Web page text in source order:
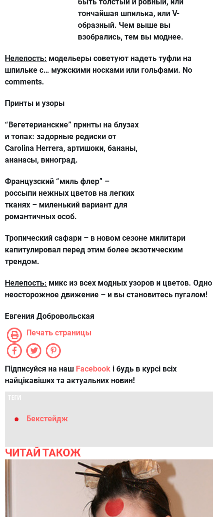
тончайшая шпилька, или V-
образный. Чем выше вы
взобрались, тем вы моднее.
Нелепость: модельеры советуют надеть туфли на
шпильке с… мужскими носками или гольфами. No
comments.
Принты и узоры
“Вегетерианские” принты на блузах
и топах: задорные редиски от
Carolina Herrera, артишоки, бананы,
ананасы, виноград.
Французский “миль флер” –
россыпи нежных цветов на легких
тканях – миленький вариант для
романтичных особ.
Тропический сафари – в новом сезоне милитари
капитулировал перед этим более экзотическим
трендом.
Нелепость: микс из всех модных узоров и цветов. Одно
неосторожное движение – и вы становитесь пугалом!
Евгения Добровольская
Печать страницы
Підписуйся на наш Facebook і будь в курсі всіх
найцікавіших та актуальних новин!
ТЕГИ
Бекстейдж
ЧИТАЙ ТАКОЖ